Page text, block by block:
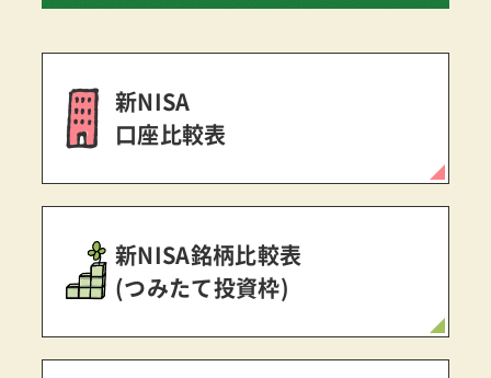
新NISA
口座比較表
新NISA銘柄比較表
(つみたて投資枠)